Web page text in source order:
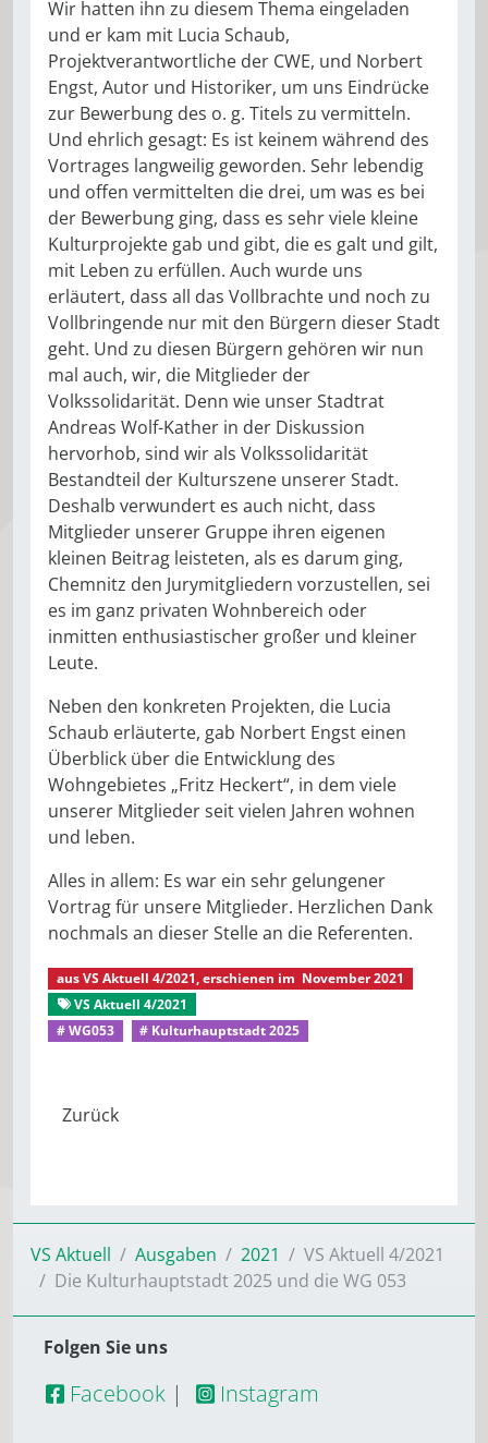
Wir hatten ihn zu diesem Thema eingeladen
und er kam mit Lucia Schaub,
Projektverantwortliche der CWE, und Norbert
Engst, Autor und Historiker, um uns Eindrücke
zur Bewerbung des o. g. Titels zu vermitteln.
Und ehrlich gesagt: Es ist keinem während des
Vortrages langweilig geworden. Sehr lebendig
und offen vermittelten die drei, um was es bei
der Bewerbung ging, dass es sehr viele kleine
Kulturprojekte gab und gibt, die es galt und gilt,
mit Leben zu erfüllen. Auch wurde uns
erläutert, dass all das Vollbrachte und noch zu
Vollbringende nur mit den Bürgern dieser Stadt
geht. Und zu diesen Bürgern gehören wir nun
mal auch, wir, die Mitglieder der
Volkssolidarität. Denn wie unser Stadtrat
Andreas Wolf-Kather in der Diskussion
hervorhob, sind wir als Volkssolidarität
Bestandteil der Kulturszene unserer Stadt.
Deshalb verwundert es auch nicht, dass
Mitglieder unserer Gruppe ihren eigenen
kleinen Beitrag leisteten, als es darum ging,
Chemnitz den Jurymitgliedern vorzustellen, sei
es im ganz privaten Wohnbereich oder
inmitten enthusiastischer großer und kleiner
Leute.
Neben den konkreten Projekten, die Lucia
Schaub erläuterte, gab Norbert Engst einen
Überblick über die Entwicklung des
Wohngebietes „Fritz Heckert“, in dem viele
unserer Mitglieder seit vielen Jahren wohnen
und leben.
Alles in allem: Es war ein sehr gelungener
Vortrag für unsere Mitglieder. Herzlichen Dank
nochmals an dieser Stelle an die Referenten.
ausVS Aktuell 4/2021, erschienen im November 2021
VS Aktuell 4/2021
# WG053
# Kulturhauptstadt 2025
VS Aktuell Ausgaben 2021
VS Aktuell 4/2021
Die Kulturhauptstadt 2025 und die WG 053
Folgen Sie uns
Facebook | Instagram